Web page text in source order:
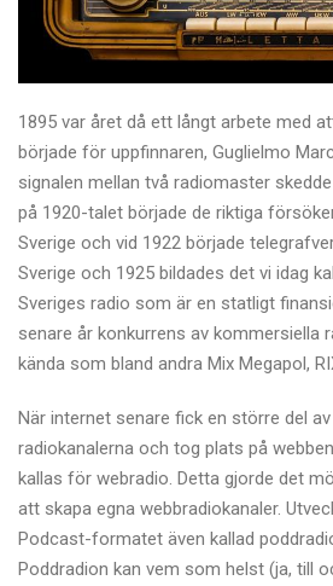
1895 var året då ett långt arbete med
började för uppfinnaren, Guglielmo
signalen mellan två radiomaster
på 1920-talet började de riktiga
Sverige och vid 1922 började
Sverige och 1925 bildades det vi idag
Sveriges radio som är en statligt
senare år konkurrens av kommersiella
kända som bland andra Mix Megapol,
När internet senare fick en större del
radiokanalerna och tog plats på
kallas för webradio. Detta gjorde det
att skapa egna webbradiokanaler.
Podcast-formatet även kallad
Poddradion kan vem som helst (ja, till